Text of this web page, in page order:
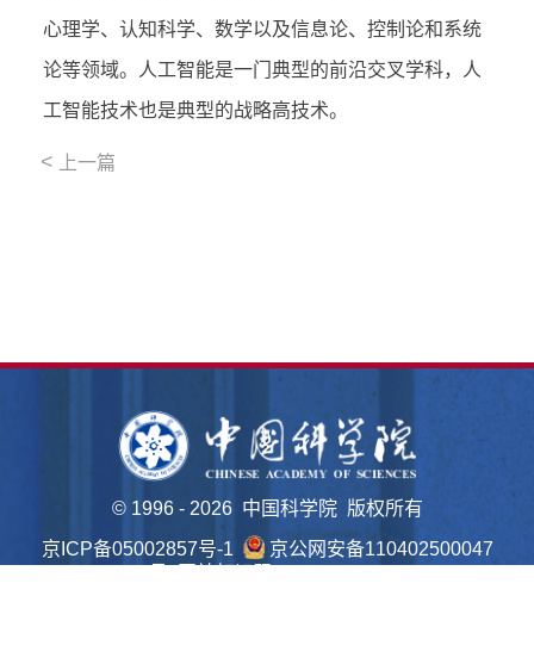
心理学、认知科学、数学以及信息论、控制论和系统
论等领域。人工智能是一门典型的前沿交叉学科，人
工智能技术也是典型的战略高技术。
< 上一篇
© 1996 - 2026 中国科学院 版权所有
京ICP备05002857号-1
京公网安备110402500047